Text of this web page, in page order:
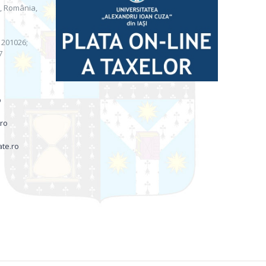
România,